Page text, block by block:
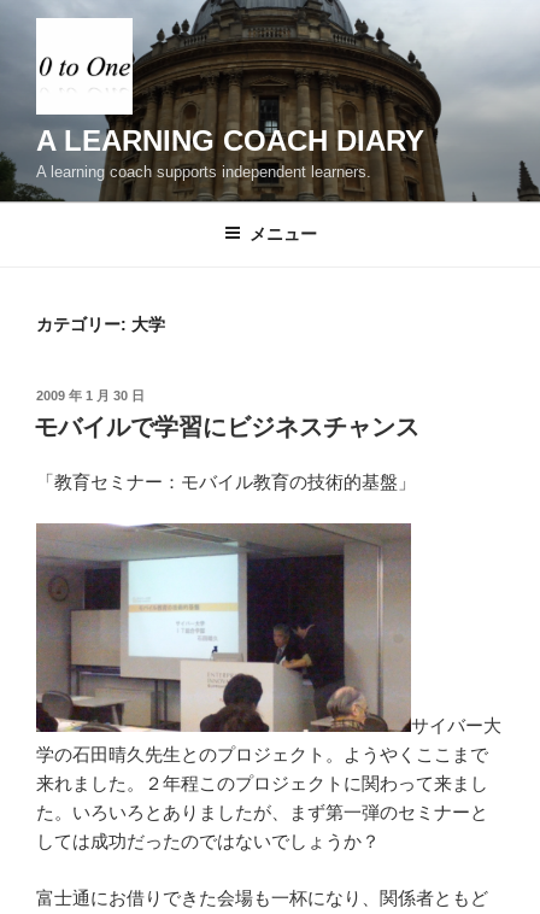
へ
ス
A LEARNING COACH DIARY
A learning coach supports independent learners.
メニュー
カテゴリー: 大学
投
稿
日:
2009 年 1 月 30 日
モバイルで学習にビジネスチャンス
「教育セミナー：モバイル教育の技術的基盤」
サイバー大
学の石田晴久先生とのプロジェクト。ようやくここまで
来れました。２年程このプロジェクトに関わって来まし
た。いろいろとありましたが、まず第一弾のセミナーと
しては成功だったのではないでしょうか？
富士通にお借りできた会場も一杯になり、関係者ともど